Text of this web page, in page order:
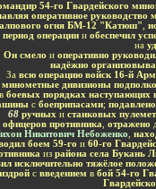
54-го Гвардейского
оперативное руководство
огня БМ-12 "Катюш"
период операции иобеспечил
на
Он смело и оперативно
надёжно
За всю операцию войск 16-й
минометные дивизионы
вбоевых порядках наступающих
с боеприпасами; подавлено
68 ручных истанковых
офицеров противника
отражено
Никитович Небоженко
боем 59-го и 60-го
из района села Букань
исключительно тяжёлое
с введением в бой 54-го